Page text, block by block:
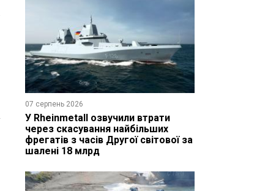
07 серпень 2026
У Rheinmetall озвучили втрати
через скасування найбільших
фрегатів з часів Другої світової за
шалені 18 млрд